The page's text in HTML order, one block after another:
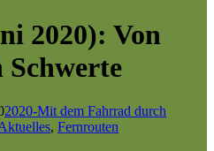
2020): Von
Schwerte
2020-Mit dem Fahrrad durch
, Fernrouten